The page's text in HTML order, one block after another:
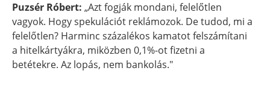
Puzsér Róbert: „Azt fogják mondani, felelőtlen
vagyok. Hogy spekulációt reklámozok. De tudod, mi a
felelőtlen? Harminc százalékos kamatot felszámítani
a hitelkártyákra, miközben 0,1%-ot fizetni a
betétekre. Az lopás, nem bankolás."